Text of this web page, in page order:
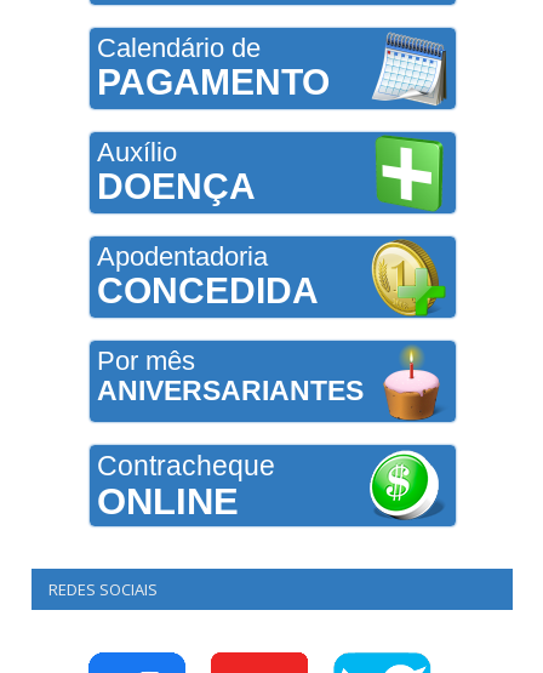
Calendário de
PAGAMENTO
Auxílio
DOENÇA
Apodentadoria
CONCEDIDA
Por mês
ANIVERSARIANTES
Contracheque
ONLINE
REDES SOCIAIS